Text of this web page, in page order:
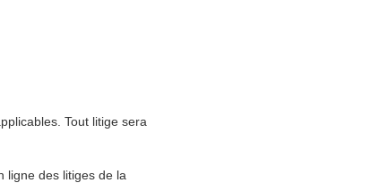
Tout litige sera
ligne des litiges de la